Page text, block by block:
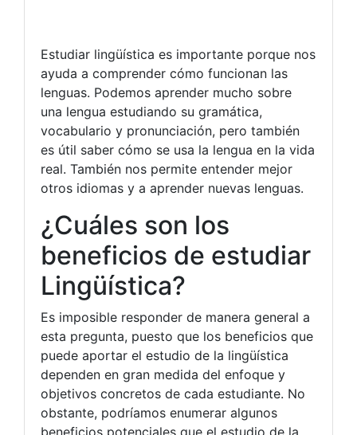
Estudiar lingüística es importante porque nos
ayuda a comprender cómo funcionan las
lenguas. Podemos aprender mucho sobre
una lengua estudiando su gramática,
vocabulario y pronunciación, pero también
es útil saber cómo se usa la lengua en la vida
real. También nos permite entender mejor
otros idiomas y a aprender nuevas lenguas.
¿Cuáles son los
beneficios de estudiar
Lingüística?
Es imposible responder de manera general a
esta pregunta, puesto que los beneficios que
puede aportar el estudio de la lingüística
dependen en gran medida del enfoque y
objetivos concretos de cada estudiante. No
obstante, podríamos enumerar algunos
beneficios potenciales que el estudio de la